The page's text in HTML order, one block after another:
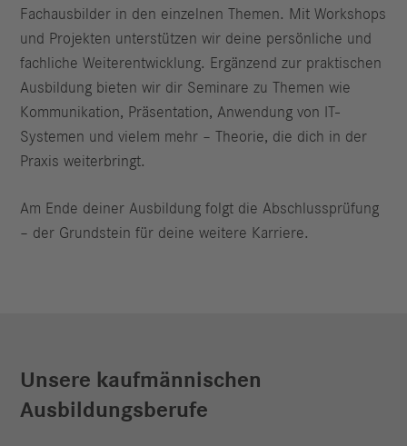
Fachausbilder in den einzelnen Themen. Mit Workshops
und Projekten unterstützen wir deine persönliche und
fachliche Weiterentwicklung. Ergänzend zur praktischen
Ausbildung bieten wir dir Seminare zu Themen wie
Kommunikation, Präsentation, Anwendung von IT-
Systemen und vielem mehr – Theorie, die dich in der
Praxis weiterbringt.
Am Ende deiner Ausbildung folgt die Abschlussprüfung
– der Grundstein für deine weitere Karriere.
Unsere kaufmännischen
Ausbildungsberufe